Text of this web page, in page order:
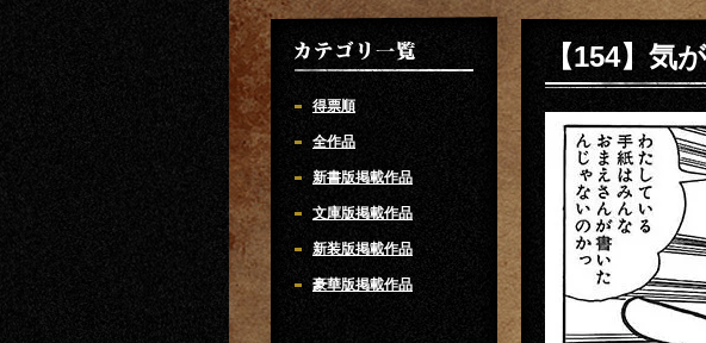
得票順
全作品
新書版掲載作品
文庫版掲載作品
新装版掲載作品
豪華版掲載作品
【154】気